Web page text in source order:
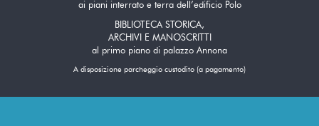
ai piani interrato e terra dell’edificio Polo
BIBLIOTECA STORICA,
ARCHIVI E MANOSCRITTI
al primo piano di palazzo Annona
A disposizione parcheggio custodito (a pagamento)